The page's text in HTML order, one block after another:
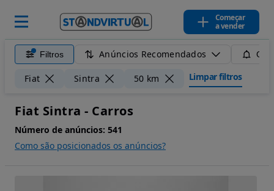
Começar
a vender
Filtros Anúncios Recomendados
Fiat Sintra 50 km Limpar filtros
Fiat Sintra - Carros
Número de anúncios: 541
Como são posicionados os anúncios?